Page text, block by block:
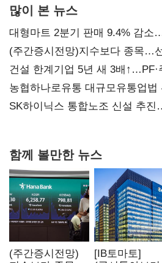
많이 본 뉴스
대형마트 2분기 판매 9.4% 감소
(주간증시전망)지수보다 종목…
건설 한계기업 5년 새 3배↑…PF·
확대
농협하나로유통 대규모유통업
과징금 4억6200만원 부과
SK하이닉스 통합노조 신설 추
함께 볼만한 뉴스
(주간증시전망)
[IB토마토]